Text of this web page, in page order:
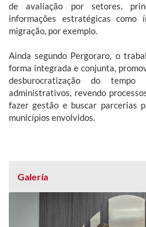
de avaliação por setores,
informações estratégicas
migração, por exemplo.
Ainda segundo Pergoraro, o
forma integrada e conjunta,
desburocratização do tempo
administrativos, revendo
fazer gestão e buscar parcerias
municípios envolvidos.
Galería